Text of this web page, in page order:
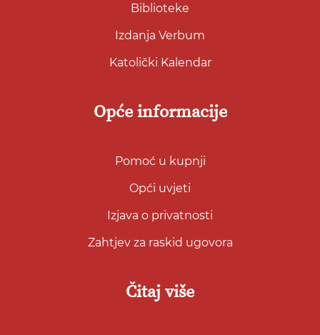
Biblioteke
Izdanja Verbum
Katolički Kalendar
Opće informacije
Pomoć u kupnji
Opći uvjeti
Izjava o privatnosti
Zahtjev za raskid ugovora
Čitaj više